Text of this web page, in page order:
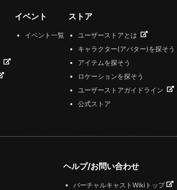
イベント
イベント一覧
ストア
ユーザーストアとは
キャラクター(アバター)を探そう
アイテムを探そう
ロケーションを探そう
ユーザーストアガイドライン
公式ストア
ヘルプ/お問い合わせ
バーチャルキャストWikiトップ